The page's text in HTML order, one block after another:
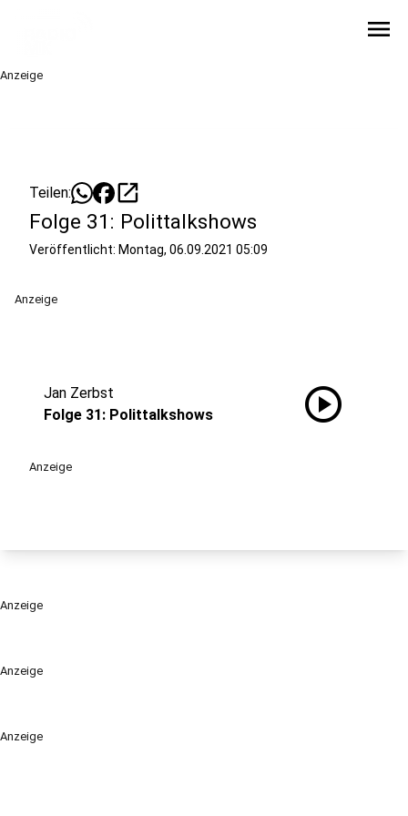
menu
Anzeige
Anzeige
Anzeige
Teilen: open_in_new
Folge 31: Polittalkshows
Veröffentlicht: Montag, 06.09.2021 05:09
Anzeige
Jan Zerbst
Folge 31: Polittalkshows
play_circle
Anzeige
Anzeige